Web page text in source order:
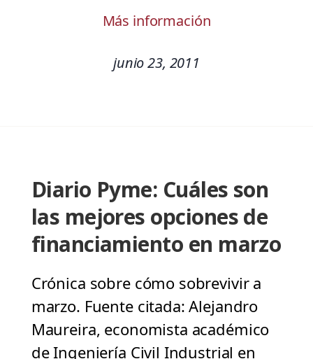
Más información
junio 23, 2011
Diario Pyme: Cuáles son
las mejores opciones de
financiamiento en marzo
Crónica sobre cómo sobrevivir a
marzo. Fuente citada: Alejandro
Maureira, economista académico
de Ingeniería Civil Industrial en